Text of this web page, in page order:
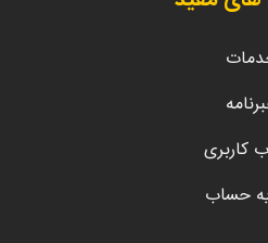
کاربری
حساب